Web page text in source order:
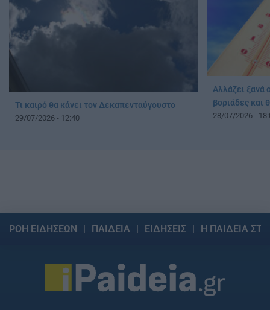
Τι καιρό θα κάνει τον Δεκαπενταύγουστο
29/07/2026 - 12:40
Αλλάζει ξανά
βοριάδες και
28/07/2026 -
ΡΟΗ ΕΙΔΗΣΕΩΝ ΠΑΙΔΕΙΑ ΕΙΔΗΣΕΙΣ Η ΠΑΙΔΕΙΑ